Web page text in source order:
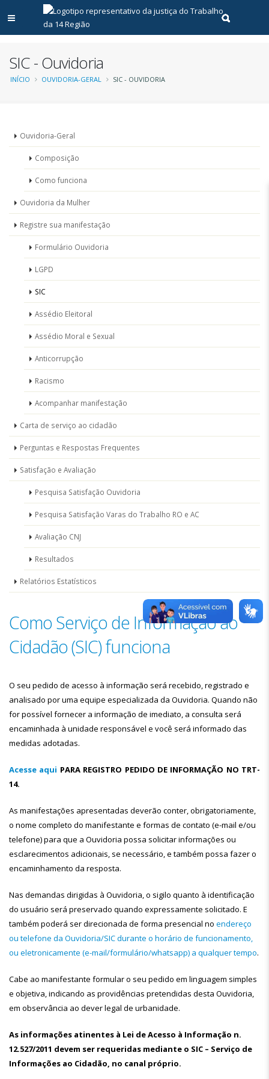
Abrir menu principal
Realizar
SIC - Ouvidoria
Trilha
navegação
INÍCIO OUVIDORIA-GERAL SIC - OUVIDORIA
Menu
Ouvidoria
Ouvidoria-Geral
Composição
Como funciona
Ouvidoria da Mulher
Registre sua manifestação
Formulário Ouvidoria
LGPD
SIC
Assédio Eleitoral
Assédio Moral e Sexual
Anticorrupção
Racismo
Acompanhar manifestação
Carta de serviço ao cidadão
Perguntas e Respostas Frequentes
Satisfação e Avaliação
Pesquisa Satisfação Ouvidoria
Pesquisa Satisfação Varas do Trabalho RO e AC
Avaliação CNJ
Resultados
Relatórios Estatísticos
Como Serviço de Informação ao
Cidadão (SIC) funciona
O seu pedido de acesso à informação será recebido, registrado e
analisado por uma equipe especializada da Ouvidoria. Quando não
for possível fornecer a informação de imediato, a consulta será
encaminhada à unidade responsável e você será informado das
medidas adotadas.
Acesse aqui PARA REGISTRO PEDIDO DE INFORMAÇÃO NO TRT-
14.
As manifestações apresentadas deverão conter, obrigatoriamente,
o nome completo do manifestante e formas de contato (e-mail e/ou
telefone) para que a Ouvidoria possa solicitar informações ou
esclarecimentos adicionais, se necessário, e também possa fazer o
encaminhamento da resposta.
Nas demandas dirigidas à Ouvidoria, o sigilo quanto à identificação
do usuário será preservado quando expressamente solicitado. E
também poderá ser direcionada de forma presencial no endereço
ou telefone da Ouvidoria/SIC durante o horário de funcionamento,
ou eletronicamente (e-mail/formulário/whatsapp) a qualquer tempo.
Cabe ao manifestante formular o seu pedido em linguagem simples
e objetiva, indicando as providências pretendidas desta Ouvidoria,
em observância ao dever legal de urbanidade.
As informações atinentes à Lei de Acesso à Informação n.
12.527/2011 devem ser requeridas mediante o SIC – Serviço de
Informações ao Cidadão, no canal próprio.